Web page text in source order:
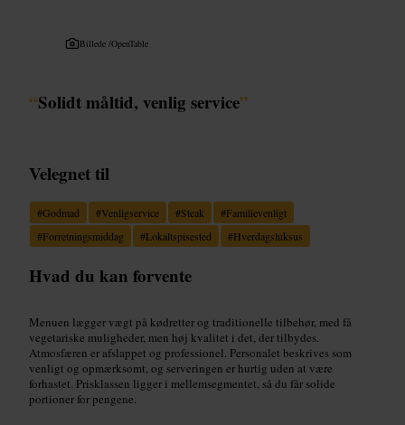
Billede /OpenTable
“Solidt måltid, venlig service”
Velegnet til
#Godmad #Venligservice #Steak #Familievenligt
#Forretningsmiddag #Lokaltspisested #Hverdagsluksus
Hvad du kan forvente
Menuen lægger vægt på kødretter og traditionelle tilbehør, med få
vegetariske muligheder, men høj kvalitet i det, der tilbydes.
Atmosfæren er afslappet og professionel. Personalet beskrives som
venligt og opmærksomt, og serveringen er hurtig uden at være
forhastet. Prisklassen ligger i mellemsegmentet, så du får solide
portioner for pengene.